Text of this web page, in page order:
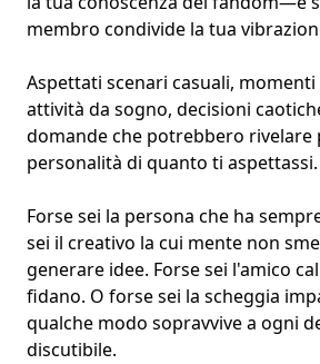
membro condivide la tua
Aspettati scenari casuali, momenti
attività da sogno, decisioni
domande che potrebbero rivelare
personalità di quanto ti aspettassi.
Forse sei la persona che ha
sei il creativo la cui mente non
generare idee. Forse sei l'amico
fidano. O forse sei la scheggia
qualche modo sopravvive a ogni
discutibile.